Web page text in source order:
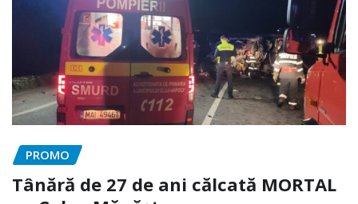
PROMO
Tânără de 27 de ani călcată MORTAL